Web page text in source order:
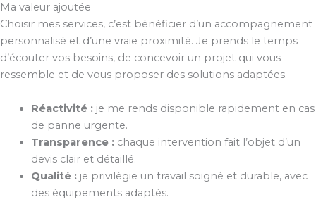
Ma valeur ajoutée
Choisir mes services, c’est bénéficier d’un accompagnement
personnalisé et d’une vraie proximité. Je prends le temps
d’écouter vos besoins, de concevoir un projet qui vous
ressemble et de vous proposer des solutions adaptées.
Réactivité :je me rends disponible rapidement en cas
de panne urgente.
Transparence :chaque intervention fait l’objet d’un
devis clair et détaillé.
Qualité :je privilégie un travail soigné et durable, avec
des équipements adaptés.